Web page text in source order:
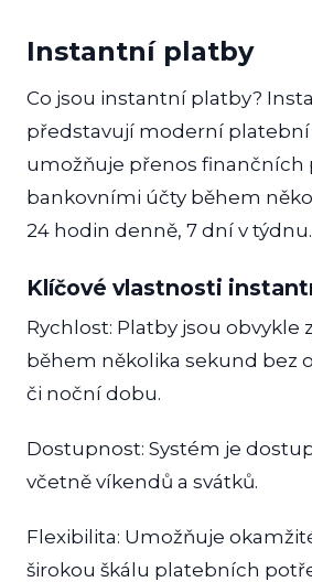
Instantní platby
Co jsou instantní platby?
představují moderní
umožňuje přenos finančních
bankovními účty během
24 hodin denně, 7 dní v týdnu.
Klíčové vlastnosti
Rychlost: Platby jsou obvykle
během několika sekund bez
či noční dobu.
Dostupnost: Systém je
včetně víkendů a svátků.
Flexibilita: Umožňuje
širokou škálu platebních